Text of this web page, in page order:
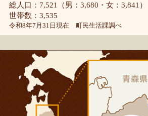
総人口：7,521（男：3,680・女：3,841）
世帯数：3,535
令和8年7月31日現在 町民生活課調べ